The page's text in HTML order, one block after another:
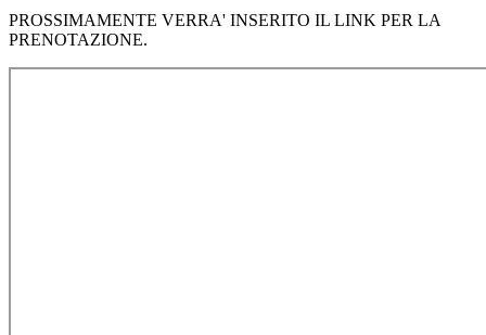
PROSSIMAMENTE VERRA' INSERITO IL LINK PER LA
PRENOTAZIONE.